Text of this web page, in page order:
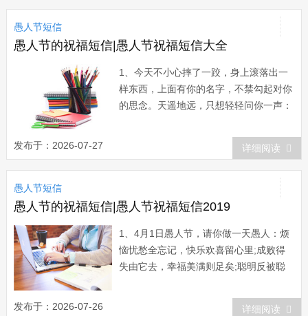
目：愚人是如何诞生的。。。。结论：凡
人。 2 ...
愚人节短信
愚人节的祝福短信|愚人节祝福短信大全
1、今天不小心摔了一跤，身上滚落出一
样东西，上面有你的名字，不禁勾起对你
的思念。天遥地远，只想轻轻问你一声：
2、今天日子真特殊，被人愚弄不能怪。
朋友请客他不来，左等右等费疑猜。结果
短信来身边，原来愚人在今天。哈哈一笑
事就算，只怨自己糊涂蛋。愚人节到了，
祝你愚...
发布于：2026-07-27 详细阅读
愚人节短信
愚人节的祝福短信|愚人节祝福短信2019
1、4月1日愚人节，请你做一天愚人：烦
恼忧愁全忘记，快乐欢喜留心里;成败得
失由它去，幸福美满则足矣;聪明反被聪
气，快乐便会伴随你。 2、尊敬的用
发布于：2026-07-26 详细阅读